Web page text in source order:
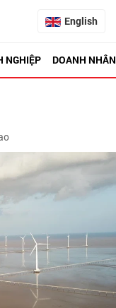
English
NGHIỆP DOANH NHÂN